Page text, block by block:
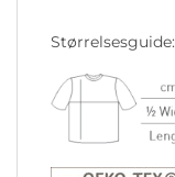
Størrelsesguide: